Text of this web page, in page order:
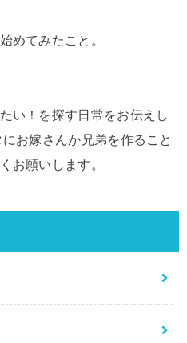
めてみたこと。
い！を探す日常をお伝えし
お嫁さんか兄弟を作ること
お願いします。